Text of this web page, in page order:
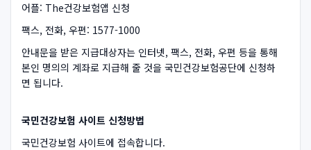
어플: The건강보험앱 신청
팩스, 전화, 우편: 1577-1000
안내문을 받은 지급대상자는 인터넷, 팩스, 전화, 우편 등을 통해
본인 명의의 계좌로 지급해 줄 것을 국민건강보험공단에 신청하
면 됩니다.
국민건강보험 사이트 신청방법
국민건강보험 사이트에 접속합니다.